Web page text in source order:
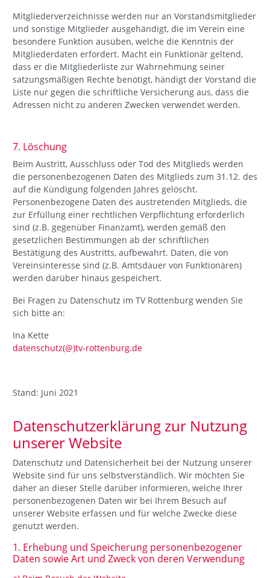
Mitgliederverzeichnisse werden nur an Vorstandsmitglieder
und sonstige Mitglieder ausgehändigt, die im Verein eine
besondere Funktion ausüben, welche die Kenntnis der
Mitgliederdaten erfordert. Macht ein Funktionär geltend,
dass er die Mitgliederliste zur Wahrnehmung seiner
satzungsmäßigen Rechte benötigt, händigt der Vorstand die
Liste nur gegen die schriftliche Versicherung aus, dass die
Adressen nicht zu anderen Zwecken verwendet werden.
7. Löschung
Beim Austritt, Ausschluss oder Tod des Mitglieds werden
die personenbezogenen Daten des Mitglieds zum 31.12. des
auf die Kündigung folgenden Jahres gelöscht.
Personenbezogene Daten des austretenden Mitglieds, die
zur Erfüllung einer rechtlichen Verpflichtung erforderlich
sind (z.B. gegenüber Finanzamt), werden gemäß den
gesetzlichen Bestimmungen ab der schriftlichen
Bestätigung des Austritts, aufbewahrt. Daten, die von
Vereinsinteresse sind (z.B. Amtsdauer von Funktionären)
werden darüber hinaus gespeichert.
Bei Fragen zu Datenschutz im TV Rottenburg wenden Sie
sich bitte an:
Ina Kette
datenschutz(@)tv-rottenburg.de
Stand: Juni 2021
Datenschutzerklärung zur Nutzung
unserer Website
Datenschutz und Datensicherheit bei der Nutzung unserer
Website sind für uns selbstverständlich. Wir möchten Sie
daher an dieser Stelle darüber informieren, welche Ihrer
personenbezogenen Daten wir bei Ihrem Besuch auf
unserer Website erfassen und für welche Zwecke diese
genutzt werden.
1. Erhebung und Speicherung personenbezogener
Daten sowie Art und Zweck von deren Verwendung